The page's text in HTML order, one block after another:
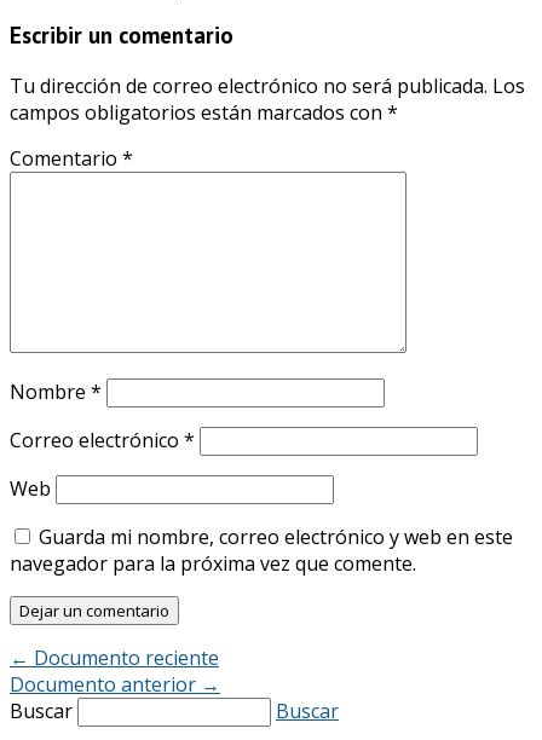
Escribir un comentario
Tu dirección de correo electrónico no será publicada. Los
campos obligatorios están marcados con *
Comentario *
Nombre *
Correo electrónico *
Web
Guarda mi nombre, correo electrónico y web en este
navegador para la próxima vez que comente.
← Documento reciente
Documento anterior →
Buscar
Buscar